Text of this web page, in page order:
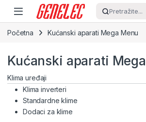
Skip to navigation
Skip to content
Pretražite...
Početna Kućanski aparati Mega Menu
Kućanski aparati
Klima uređaji
Klima inverteri
Standardne klime
Dodaci za klime